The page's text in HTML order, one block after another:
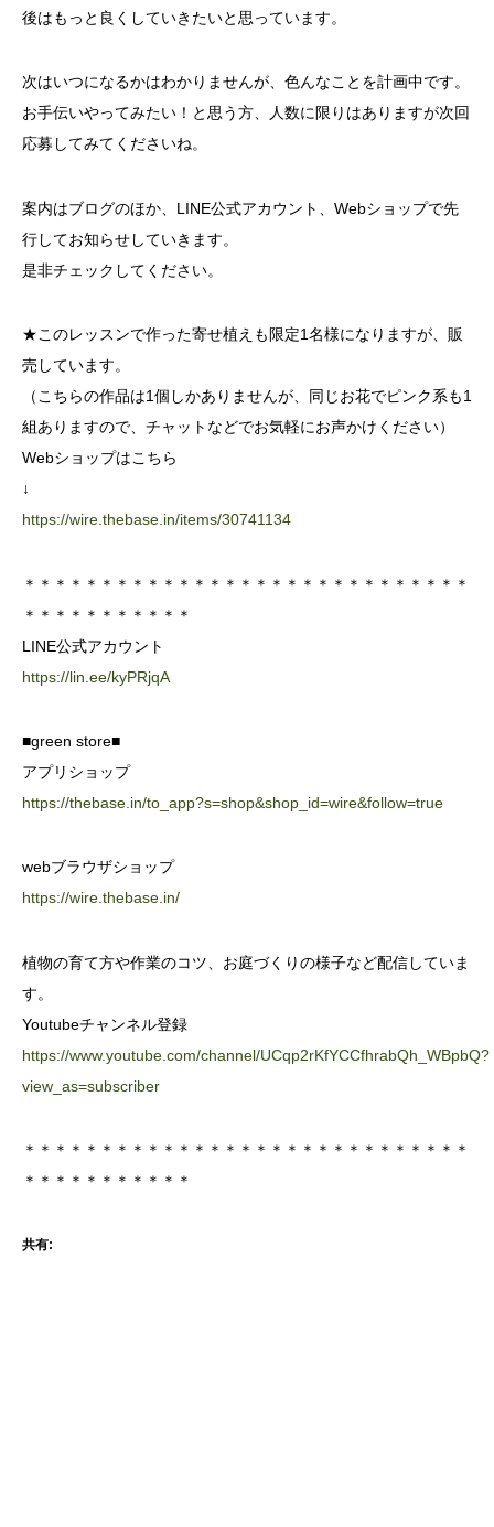
後はもっと良くしていきたいと思っています。
次はいつになるかはわかりませんが、色んなことを計画中です。
お手伝いやってみたい！と思う方、人数に限りはありますが次回
応募してみてくださいね。
案内はブログのほか、LINE公式アカウント、Webショップで先
行してお知らせしていきます。
是非チェックしてください。
★このレッスンで作った寄せ植えも限定1名様になりますが、販
売しています。
（こちらの作品は1個しかありませんが、同じお花でピンク系も1
組ありますので、チャットなどでお気軽にお声かけください）
Webショップはこちら
↓
https://wire.thebase.in/items/30741134
＊＊＊＊＊＊＊＊＊＊＊＊＊＊＊＊＊＊＊＊＊＊＊＊＊＊＊＊＊
＊＊＊＊＊＊＊＊＊＊＊
LINE公式アカウント
https://lin.ee/kyPRjqA
■green store■
アプリショップ
https://thebase.in/to_app?s=shop&shop_id=wire&follow=true
webブラウザショップ
https://wire.thebase.in/
植物の育て方や作業のコツ、お庭づくりの様子など配信していま
す。
Youtubeチャンネル登録
https://www.youtube.com/channel/UCqp2rKfYCCfhrabQh_WBpbQ?
view_as=subscriber
＊＊＊＊＊＊＊＊＊＊＊＊＊＊＊＊＊＊＊＊＊＊＊＊＊＊＊＊＊
＊＊＊＊＊＊＊＊＊＊＊
共有: